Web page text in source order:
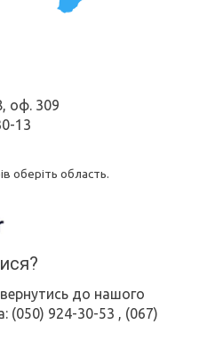
оф. 309
13
оберіть область.
до нашого
(050) 924-30-53 , (067)